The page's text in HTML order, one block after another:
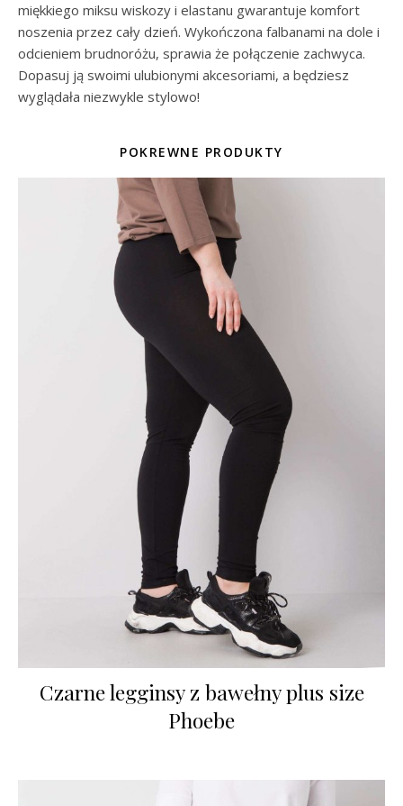
miękkiego miksu wiskozy i elastanu gwarantuje komfort
noszenia przez cały dzień. Wykończona falbanami na dole i
odcieniem brudnoróżu, sprawia że połączenie zachwyca.
Dopasuj ją swoimi ulubionymi akcesoriami, a będziesz
wyglądała niezwykle stylowo!
POKREWNE PRODUKTY
Czarne legginsy z bawełny plus size
Phoebe